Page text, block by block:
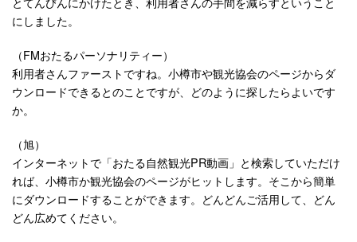
にしました。
（FMおたるパーソナリティー）
利用者さんファーストですね。小樽市や観光協会のページからダ
ウンロードできるとのことですが、どのように探したらよいです
か。
（旭）
インターネットで「おたる自然観光PR動画」と検索していただけ
れば、小樽市か観光協会のページがヒットします。そこから簡単
にダウンロードすることができます。どんどんご活用して、どん
どん広めてください。